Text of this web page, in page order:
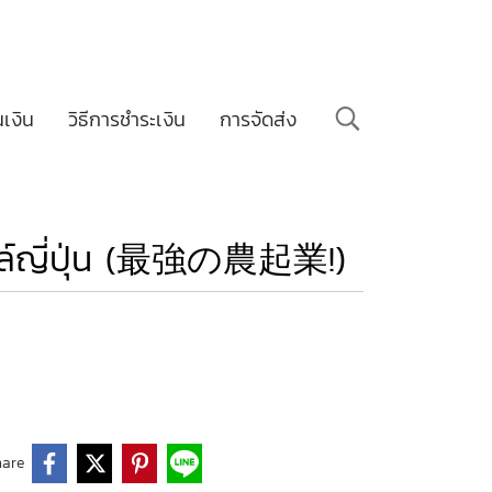
งิน วิธีการชำระเงิน การจัดส่ง
ญี่ปุ่น (最強の農起業!)